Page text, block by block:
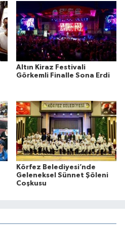
Altın Kiraz Festivali
Görkemli Finalle Sona Erdi
Körfez Belediyesi’nde
Geleneksel Sünnet Şöleni
Coşkusu